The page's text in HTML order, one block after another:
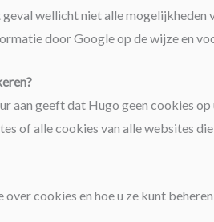
geval wellicht niet alle
door Google op de wijze en
aan geeft dat Hugo geen cookies
of alle cookies van alle websites
cookies en hoe u ze kunt